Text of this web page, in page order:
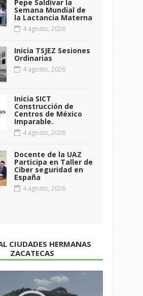
Pepe Saldívar la
Semana Mundial de
la Lactancia Materna
4 agosto, 2026
Inicia TSJEZ Sesiones
Ordinarias
4 agosto, 2026
Inicia SICT
Construcción de
Centros de México
Imparable.
4 agosto, 2026
Docente de la UAZ
Participa en Taller de
Ciber seguridad en
España
4 agosto, 2026
CIUDADES HERMANAS
ZACATECAS